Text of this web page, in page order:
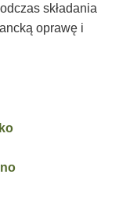
składania
oprawę i